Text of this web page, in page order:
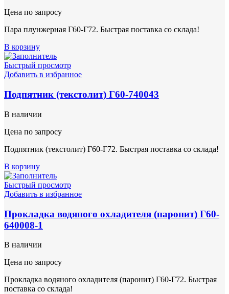
Цена по запросу
Пара плунжерная Г60-Г72. Быстрая поставка со склада!
В корзину
Быстрый просмотр
Добавить в избранное
Подпятник (текстолит) Г60-740043
В наличии
Цена по запросу
Подпятник (текстолит) Г60-Г72. Быстрая поставка со склада!
В корзину
Быстрый просмотр
Добавить в избранное
Прокладка водяного охладителя (паронит) Г60-
640008-1
В наличии
Цена по запросу
Прокладка водяного охладителя (паронит) Г60-Г72. Быстрая
поставка со склада!